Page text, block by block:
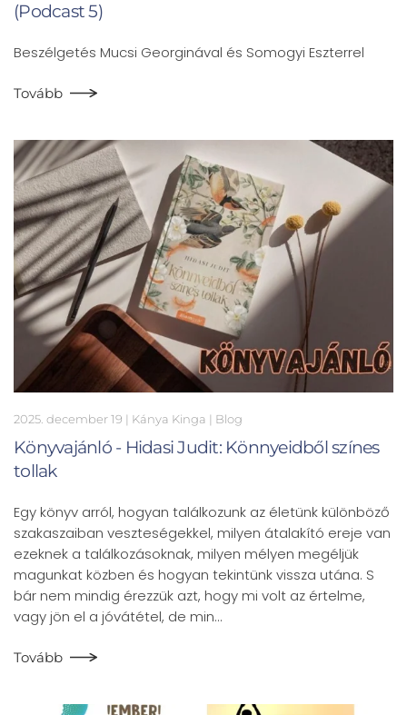
(Podcast 5)
Beszélgetés Mucsi Georginával és Somogyi Eszterrel
Tovább
2025. december 19 | Kánya Kinga | Blog
Könyvajánló - Hidasi Judit: Könnyeidből színes
tollak
Egy könyv arról, hogyan találkozunk az életünk különböző
szakaszaiban veszteségekkel, milyen átalakító ereje van
ezeknek a találkozásoknak, milyen mélyen megéljük
magunkat közben és hogyan tekintünk vissza utána. S
bár nem mindig érezzük azt, hogy mi volt az értelme,
vagy jön el a jóvátétel, de min…
Tovább